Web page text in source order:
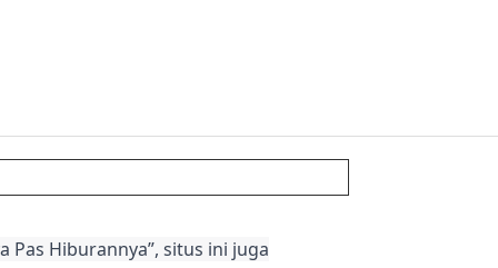
Pas Hiburannya”, situs ini juga